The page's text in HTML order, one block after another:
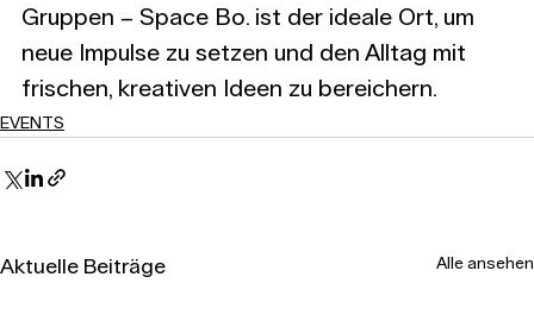
Gruppen – Space Bo. ist der ideale Ort, um
neue Impulse zu setzen und den Alltag mit
frischen, kreativen Ideen zu bereichern.
EVENTS
Aktuelle Beiträge Alle ansehen